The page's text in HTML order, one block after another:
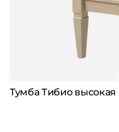
Тумба Тибио высокая